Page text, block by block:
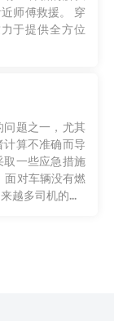
师傅救援。 穿
于提供全方位
题之一，尤其
算不准确而导
取一些应急措施
面对车辆没有燃
越多司机的...